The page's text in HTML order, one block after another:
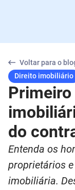
Voltar para o
Direito imobiliário
Primeiro
do
Entenda os
proprietários
imobiliária.